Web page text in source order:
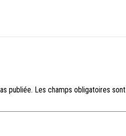
publiée. Les champs obligatoires